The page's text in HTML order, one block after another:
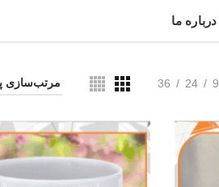
درباره ما
9
24
36